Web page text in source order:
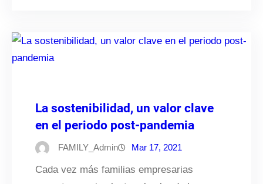
La sostenibilidad, un valor clave
en el periodo post-pandemia
FAMILY_Admin Mar 17, 2021
Cada vez más familias empresarias